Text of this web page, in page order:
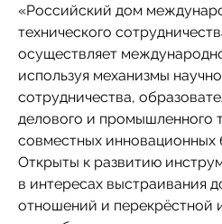
«Российский дом
технического
осуществляет
используя механизмы
сотрудничества,
делового и промышленного
совместных инновационных
Открыты к развитию
в интересах выстраивания
отношений и перекрёстной